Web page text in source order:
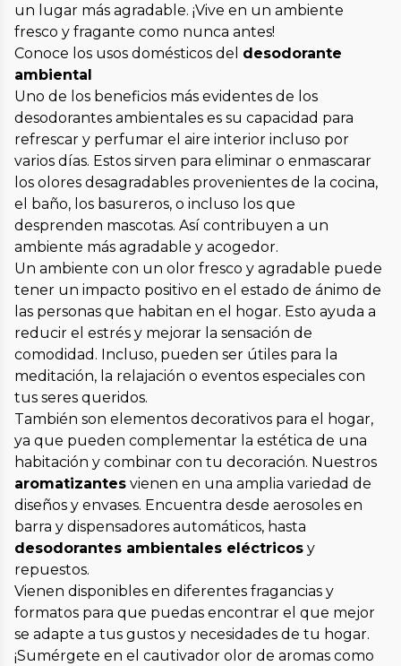
un lugar más agradable. ¡Vive en un ambiente
fresco y fragante como nunca antes!
Conoce los usos domésticos del desodorante
ambiental
Uno de los beneficios más evidentes de los
desodorantes ambientales es su capacidad para
refrescar y perfumar el aire interior incluso por
varios días. Estos sirven para eliminar o enmascarar
los olores desagradables provenientes de la cocina,
el baño, los basureros, o incluso los que
desprenden mascotas. Así contribuyen a un
ambiente más agradable y acogedor.
Un ambiente con un olor fresco y agradable puede
tener un impacto positivo en el estado de ánimo de
las personas que habitan en el hogar. Esto ayuda a
reducir el estrés y mejorar la sensación de
comodidad. Incluso, pueden ser útiles para la
meditación, la relajación o eventos especiales con
tus seres queridos.
También son elementos decorativos para el hogar,
ya que pueden complementar la estética de una
habitación y combinar con tu decoración. Nuestros
aromatizantes vienen en una amplia variedad de
diseños y envases. Encuentra desde aerosoles en
barra y dispensadores automáticos, hasta
desodorantes ambientales eléctricos y
repuestos.
Vienen disponibles en diferentes fragancias y
formatos para que puedas encontrar el que mejor
se adapte a tus gustos y necesidades de tu hogar.
¡Sumérgete en el cautivador olor de aromas como